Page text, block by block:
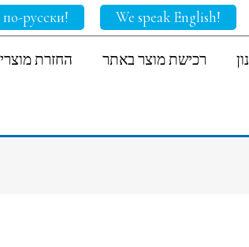
!We speak English
!Мы говорим по-русски
רכישת מוצר באתר החזרת